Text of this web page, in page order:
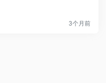
3个月前